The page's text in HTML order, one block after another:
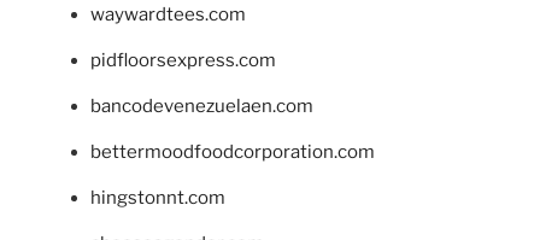
waywardtees.com
pidfloorsexpress.com
bancodevenezuelaen.com
bettermoodfoodcorporation.com
hingstonnt.com